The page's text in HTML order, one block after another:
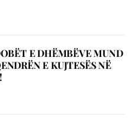
E DHËMBËVE MUND
E KUJTESËS NË